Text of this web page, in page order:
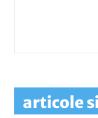
articole